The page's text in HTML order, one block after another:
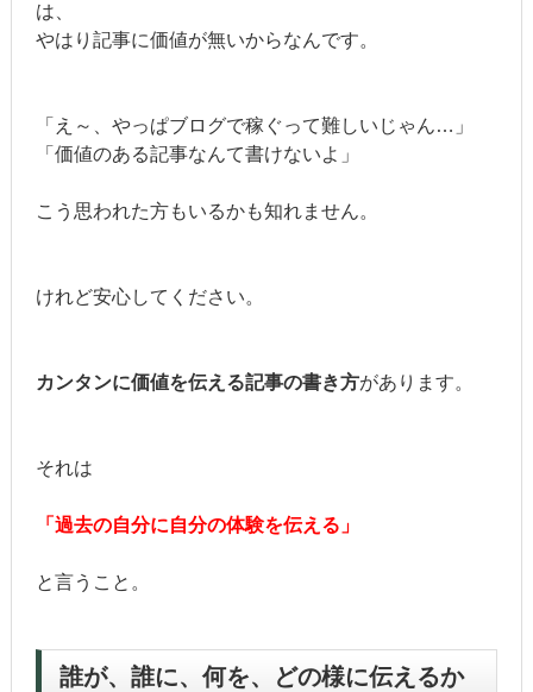
は、
やはり記事に価値が無いからなんです。
「え～、やっぱブログで稼ぐって難しいじゃん…」
「価値のある記事なんて書けないよ」
こう思われた方もいるかも知れません。
けれど安心してください。
カンタンに価値を伝える記事の書き方があります。
それは
「過去の自分に自分の体験を伝える」
と言うこと。
誰が、誰に、何を、どの様に伝えるか